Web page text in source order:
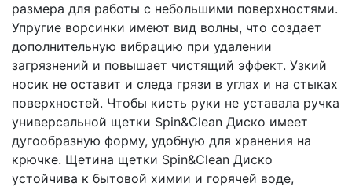
размера для работы с небольшими поверхностями.
Упругие ворсинки имеют вид волны, что создает
дополнительную вибрацию при удалении
загрязнений и повышает чистящий эффект. Узкий
носик не оставит и следа грязи в углах и на стыках
поверхностей. Чтобы кисть руки не уставала ручка
универсальной щетки Spin&Clean Диско имеет
дугообразную форму, удобную для хранения на
крючке. Щетина щетки Spin&Clean Диско
устойчива к бытовой химии и горячей воде,